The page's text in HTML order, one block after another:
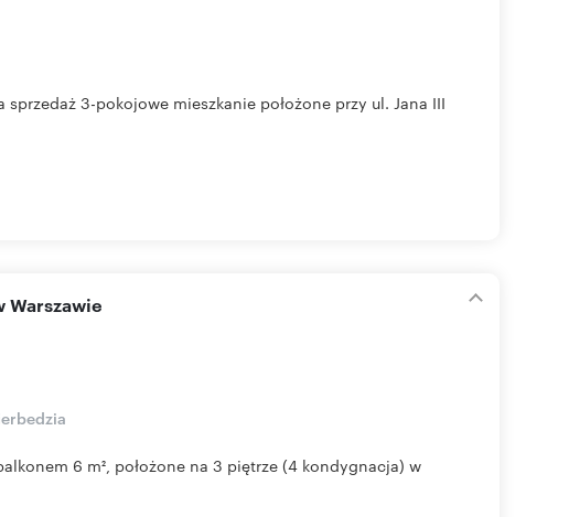
3-pokojowe mieszkanie położone przy ul. Jana III
Warszawie
6 m², położone na 3 piętrze (4 kondygnacja) w